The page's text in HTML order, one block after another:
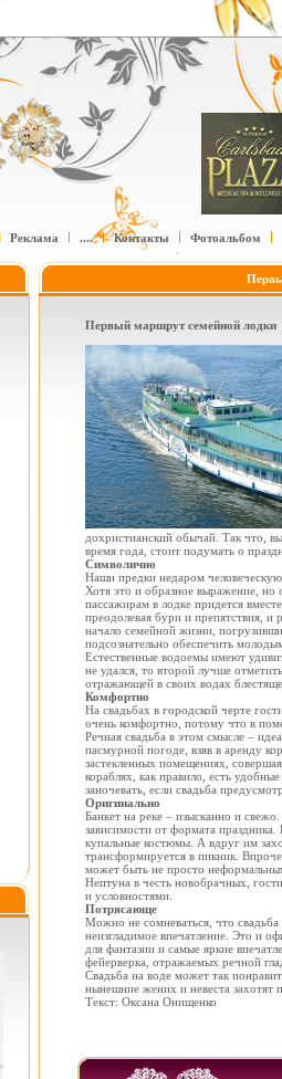
Реклама .... Контакты Фотоальбом
Первый маршрут семейной лодки
дохристианский обычай. Так что,
время года, стоит подумать о
Символично
Наши предки недаром
Хотя это и образное выражение, но
пассажирам в лодке придется
преодолевая бури и препятствия,
начало семейной жизни,
подсознательно обеспечить
Естественные водоемы имеют
не удался, то второй лучше
отражающей в своих водах
Комфортно
На свадьбах в городской черте
очень комфортно, потому что в
Речная свадьба в этом смысле –
пасмурной погоде, взяв в аренду
застекленных помещениях,
кораблях, как правило, есть
заночевать, если свадьба
Оригинально
Банкет на реке – изысканно и
зависимости от формата
купальные костюмы. А вдруг им
трансформируется в пикник.
может быть не просто
Нептуна в честь новобрачных,
и условностями.
Потрясающе
Можно не сомневаться, что
неизгладимое впечатление. Это и
для фантазии и самые яркие
фейерверка, отражаемых речной
Свадьба на воде может так
нынешние жених и невеста захотят
Текст: Оксана Онищенко